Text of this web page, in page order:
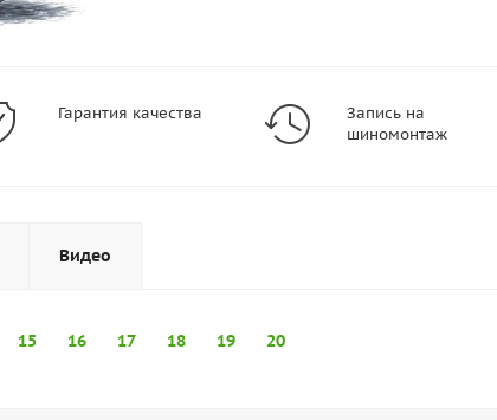
Гарантия качества
Запись на
шиномонтаж
Видео
15 16 17 18 19 20